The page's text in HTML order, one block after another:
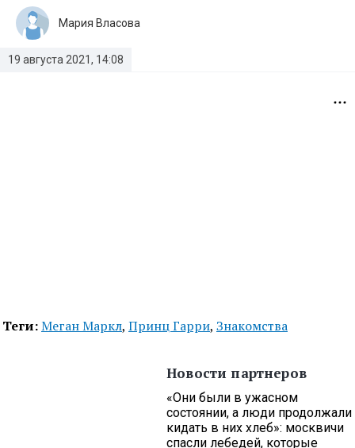
19 августа 2021, 14:08
Мария Власова
Теги:Меган Маркл, Принц Гарри, Знакомства
Новости партнеров
«Они были в ужасном
состоянии, а люди продолжали
кидать в них хлеб»: москвичи
спасли лебедей, которые